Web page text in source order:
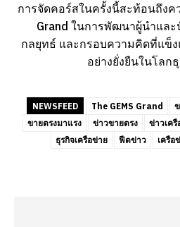
การจัดคอร์สในครั้งนี้สะท้อนถึงค
Grand ในการพัฒนาผู้นำแล
กลยุทธ์ และกรอบความคิดที่แข็ง
อย่างยั่งยืนในโลก
NEWSFEED The GEMS Grand
ขายตรงมาแรง
ข่าวขายตรง ข่าวเค
ธุรกิจเครือข่าย
ฟีดข่าว เครือ